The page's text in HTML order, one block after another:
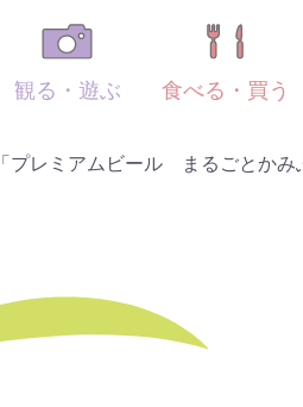
観る・遊ぶ 食べる・買う
「プレミアムビール まるごとかみ